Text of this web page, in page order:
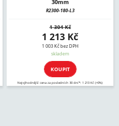
30mm
R2300-180-L3
1 304 Kč
1 213 Kč
1 003 Kč bez DPH
skladem
KOUPIT
Nejvýhodnější cena za posledních 30 dní*: 1 213 Kč (+0%)